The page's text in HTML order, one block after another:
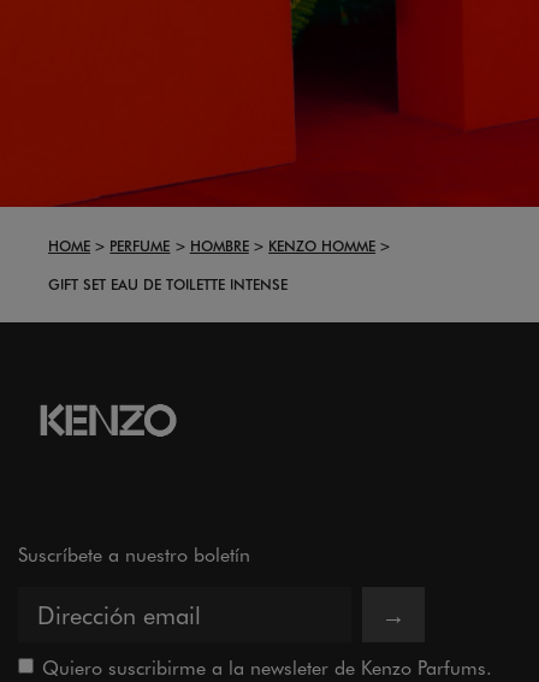
HOME PERFUME HOMBRE
KENZO HOMME
GIFT SET EAU DE TOILETTE INTENSE
Suscríbete a nuestro boletín
→
Quiero suscribirme a la newsleter de Kenzo Parfums.